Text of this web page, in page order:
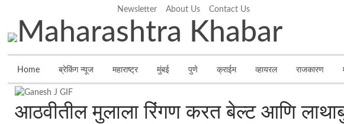
Newsletter About Us Contact Us
Home ब्रेकिंग न्यूज महाराष्ट्र मुंबई पुणे क्राईम व्हायरल राजकारण
आठवीतील मुलाला रिंगण करत बेल्ट आणि